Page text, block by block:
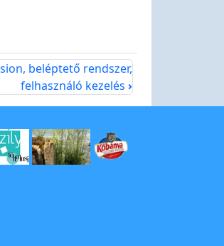
beléptető rendszer,
felhasználó kezelés ›